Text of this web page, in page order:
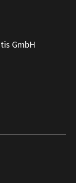
GmbH